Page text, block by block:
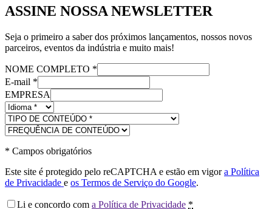
ASSINE NOSSA NEWSLETTER
Seja o primeiro a saber dos próximos lançamentos, nossos novos
parceiros, eventos da indústria e muito mais!
NOME COMPLETO *
E-mail *
EMPRESA
* Campos obrigatórios
Este site é protegido pelo reCAPTCHA e estão em vigora Política
de Privacidade e os Termos de Serviço do Google.
Li e concordo com a Política de Privacidade *